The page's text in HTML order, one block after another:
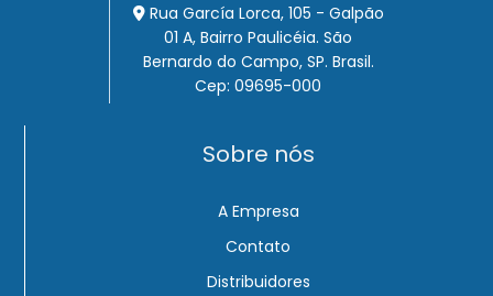
Rua García Lorca, 105 - Galpão
01 A, Bairro Paulicéia. São
Bernardo do Campo, SP. Brasil.
Cep: 09695-000
Sobre nós
A Empresa
Contato
Distribuidores